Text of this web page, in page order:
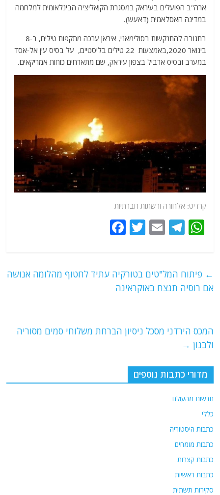
ארה"ב הפועלים בעיראק במסגרת הקואליציה הבינלאומית למלחמה
במדינה האסלאמית (דאעש).
בתגובה להתנקשות בסולימאני, איראן ערכה מתקפות טילים, ב-8
בינואר 2020,באמצעות 22 טילים בליסטיים, על בסיס עין אל-אסד
במערב ובסיס ארביל בצפון עיראק, שם מתארחים כוחות אמריקאים.
קרדיט: אלחורה ורשתות חברתיות
W
s
A
T
g
ra
E
l
T
er
e
k
← פיתוח המל"טים בטורקיה עתיד לחטוף מהלומה אנושה
אם רוסיה תנצח באוקראינה
המכס הירדני מסכל ניסיון הברחת משלוחי סמים מסוריה
ולבנון →
מדורי כתבות נוספים
חדשות מהעולם
כללי
כתבות היסטוריה
כתבות מומחים
כתבות קצרות
כתבות ראשיות
סקירות תשתית